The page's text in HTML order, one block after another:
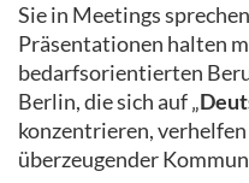
Sie in Meetings
Präsentationen halten
bedarfsorientierten
Berlin, die sich auf „
konzentrieren,
überzeugender